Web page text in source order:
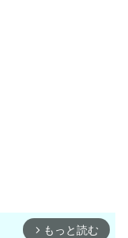
arrow_forward_ios もっと読む